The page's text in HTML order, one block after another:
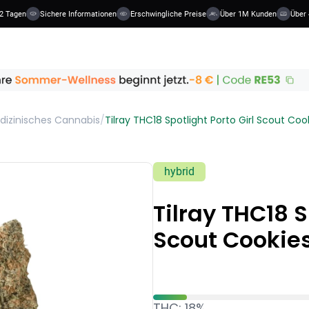
Sichere Informationen Erschwingliche Preise Über 1M Kunden Über
Cannabis/Tilray THC18 Spotlight Porto Girl Scout
hybrid
Tilray THC18
Scout